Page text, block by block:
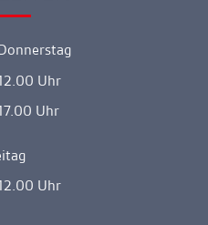
Uhr
Uhr
Uhr